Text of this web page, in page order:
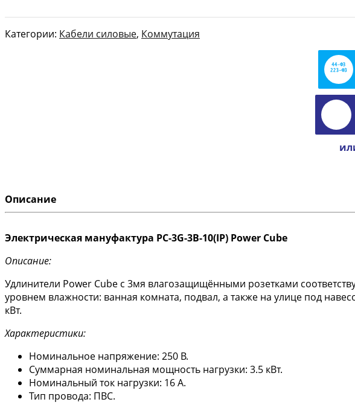
Категории: Кабели силовые, Коммутация
Описание
Электрическая мануфактура PC-3G-3B-10(IP) Power Cube
Описание:
Удлинители Power Cube с 3мя влагозащищёнными розетками
уровнем влажности: ванная комната, подвал, а также на улице под
кВт.
Характеристики:
Номинальное напряжение: 250 B.
Суммарная номинальная мощность нагрузки: 3.5 кВт.
Номинальный ток нагрузки: 16 А.
Тип провода: ПВС.